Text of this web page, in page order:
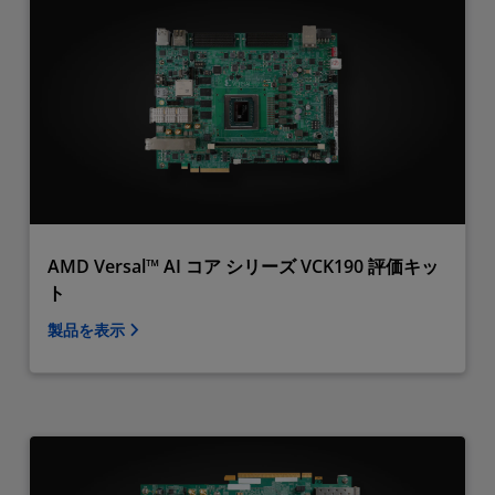
AMD Versal™ AI コア シリーズ VCK190 評価キッ
ト
製品を表示